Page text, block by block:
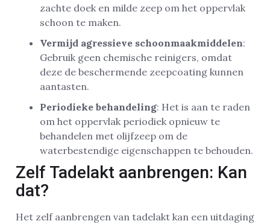
zachte doek en milde zeep om het oppervlak
schoon te maken.
Vermijd agressieve schoonmaakmiddelen:
Gebruik geen chemische reinigers, omdat
deze de beschermende zeepcoating kunnen
aantasten.
Periodieke behandeling: Het is aan te raden
om het oppervlak periodiek opnieuw te
behandelen met olijfzeep om de
waterbestendige eigenschappen te behouden.
Zelf Tadelakt aanbrengen: Kan
dat?
Het zelf aanbrengen van tadelakt kan een uitdaging